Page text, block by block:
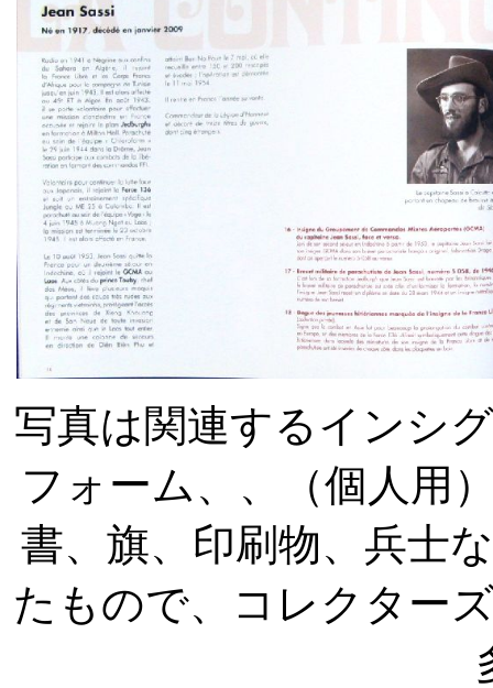
写真は関連するインシ
フォーム、、（個人用
書、旗、印刷物、兵士
たもので、コレクター